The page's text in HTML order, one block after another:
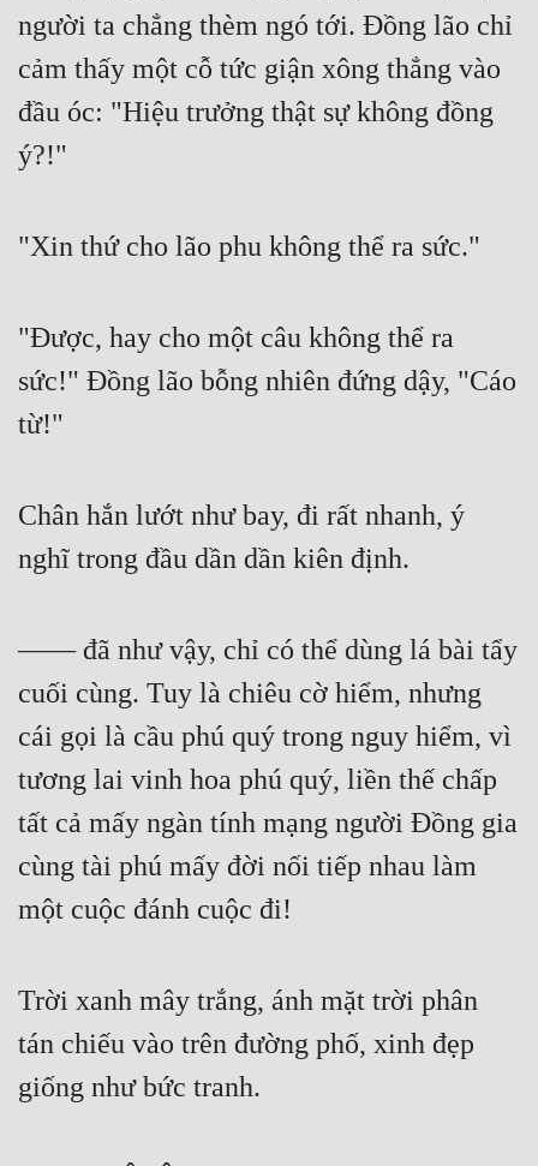
người ta chẳng thèm ngó tới. Đồng lão chỉ
cảm thấy một cỗ tức giận xông thẳng vào
đầu óc: "Hiệu trưởng thật sự không đồng
ý?!"
"Xin thứ cho lão phu không thể ra sức."
"Được, hay cho một câu không thể ra
sức!" Đồng lão bỗng nhiên đứng dậy, "Cáo
từ!"
Chân hắn lướt như bay, đi rất nhanh, ý
nghĩ trong đầu dần dần kiên định.
—— đã như vậy, chỉ có thể dùng lá bài tẩy
cuối cùng. Tuy là chiêu cờ hiểm, nhưng
cái gọi là cầu phú quý trong nguy hiểm, vì
tương lai vinh hoa phú quý, liền thế chấp
tất cả mấy ngàn tính mạng người Đồng gia
cùng tài phú mấy đời nối tiếp nhau làm
một cuộc đánh cuộc đi!
Trời xanh mây trắng, ánh mặt trời phân
tán chiếu vào trên đường phố, xinh đẹp
giống như bức tranh.